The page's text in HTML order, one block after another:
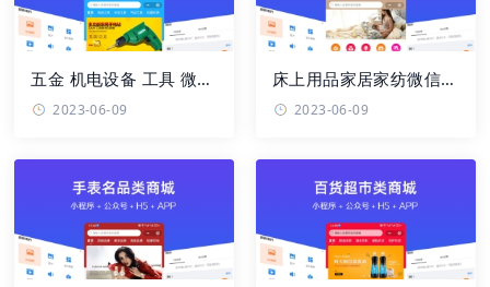
五金 机电设备 工具 微信
小程序、app、H5手机
网站、PC ...
2023-06-09
床上用品家居家纺微信小
程序、app、H5、PC商
城、微信 ...
2023-06-09